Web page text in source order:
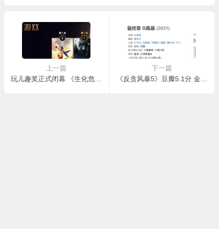
上一篇
玩儿趣奖正式闭幕 《生化危机8》获年度最佳游戏！
下一篇